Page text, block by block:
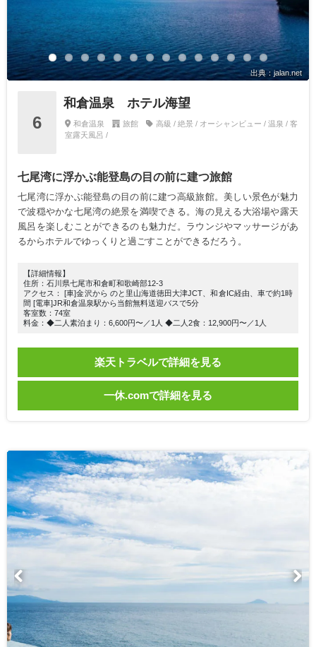
出典：jalan.net
6
和倉温泉 ホテル海望
和倉温泉 旅館
高級 / 絶景 / オーシャンビュー / 温泉 / 客
室露天風呂 /
七尾湾に浮かぶ能登島の目の前に建つ旅館
七尾湾に浮かぶ能登島の目の前に建つ高級旅館。美しい景色が魅力
で波穏やかな七尾湾の絶景を満喫できる。海の見える大浴場や露天
風呂を楽しむことができるのも魅力だ。ラウンジやマッサージがあ
るからホテルでゆっくりと過ごすことができるだろう。
【詳細情報】
住所：石川県七尾市和倉町和歌崎部12-3
アクセス： [車]金沢から のと里山海道徳田大津JCT、和倉IC経由、車で約1時
間 [電車]JR和倉温泉駅から当館無料送迎バスで5分
客室数：74室
料金：◆二人素泊まり：6,600円〜／1人 ◆二人2食：12,900円〜／1人
楽天トラベルで詳細を見る
一休.comで詳細を見る